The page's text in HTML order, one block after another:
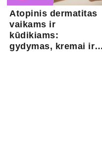
Atopinis dermatitas
vaikams ir
kūdikiams:
gydymas, kremai ir